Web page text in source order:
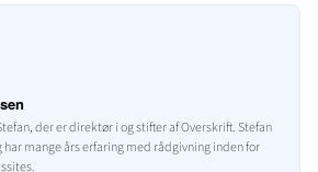
der er direktør i og stifter af Overskrift. Stefan
mange års erfaring med rådgivning inden for